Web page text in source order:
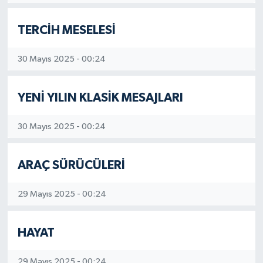
TERCİH MESELESİ
30 Mayıs 2025 - 00:24
YENİ YILIN KLASİK MESAJLARI
30 Mayıs 2025 - 00:24
ARAÇ SÜRÜCÜLERİ
29 Mayıs 2025 - 00:24
HAYAT